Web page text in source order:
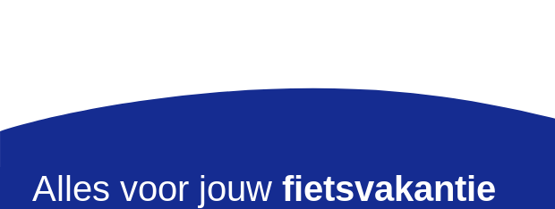
Alles voor jouw fietsvakantie